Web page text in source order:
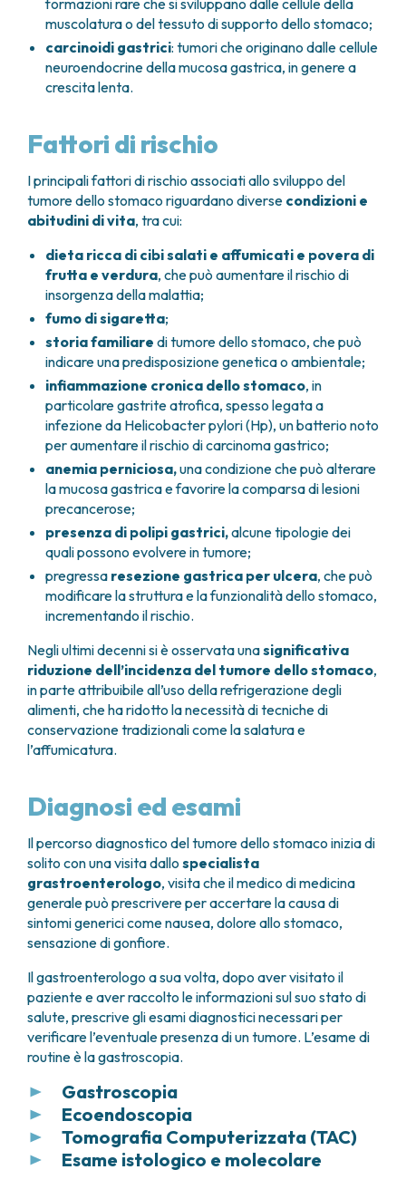
formazioni rare che si sviluppano dalle cellule della
muscolatura o del tessuto di supporto dello stomaco;
carcinoidi gastrici: tumori che originano dalle cellule
neuroendocrine della mucosa gastrica, in genere a
crescita lenta.
Fattori di rischio
I principali fattori di rischio associati allo sviluppo del
tumore dello stomaco riguardano diverse condizioni e
abitudini di vita, tra cui:
dieta ricca di cibi salati e affumicati e povera di
frutta e verdura, che può aumentare il rischio di
insorgenza della malattia;
fumo di sigaretta;
storia familiare di tumore dello stomaco, che può
indicare una predisposizione genetica o ambientale;
infiammazione cronica dello stomaco, in
particolare gastrite atrofica, spesso legata a
infezione da Helicobacter pylori(Hp), un batterio noto
per aumentare il rischio di carcinoma gastrico;
anemia perniciosa,una condizione che può alterare
la mucosa gastrica e favorire la comparsa di lesioni
precancerose;
presenza di polipi gastrici,alcune tipologie dei
quali possono evolvere in tumore;
pregressa resezione gastrica per ulcera, che può
modificare la struttura e la funzionalità dello stomaco,
incrementando il rischio.
Negli ultimi decenni si è osservata unasignificativa
riduzione dell’incidenza del tumore dello stomaco,
in parte attribuibile all’uso della refrigerazione degli
alimenti, che ha ridotto la necessità di tecniche di
conservazione tradizionali come la salatura e
l’affumicatura.
Diagnosi ed esami
Il percorso diagnostico del tumore dello stomaco inizia di
solito con una visita dallo specialista
grastroenterologo, visita che il medico di medicina
generale può prescrivere per accertare la causa di
sintomi generici come nausea, dolore allo stomaco,
sensazione di gonfiore.
Il gastroenterologo a sua volta, dopo aver visitato il
paziente e aver raccolto le informazioni sul suo stato di
salute, prescrive gli esami diagnostici necessari per
verificare l’eventuale presenza di un tumore. L’esame di
routine è la gastroscopia.
Gastroscopia
La gastroscopia è una
permette al gastroenterologo diesplorare
visivamente l’esofago, lo stomaco e il
Ecoendoscopia
L’ecoendoscopiasi basa sull’utilizzo di una sonda
simile al gastroscopio ma che in più consente,
Tomografia Computerizzata (TAC)
La TAC, una tecnica diagnostica che utilizza i raggi
Esame istologico e molecolare